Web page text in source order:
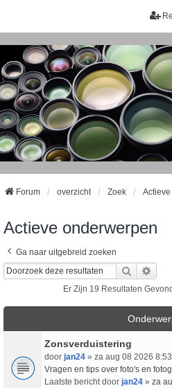
Forum overzicht Zoek
Actieve onderwerpen
Ga naar uitgebreid zoeken
Zoek
Er Zijn 19 Resultaten
Zonsverduistering
door jan24 » za aug 08 2026
Vragen en tips over foto's en
Laatste bericht door jan24 » za